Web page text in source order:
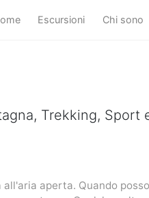
Escursioni Chi sono
Trekking, Sport
aperta. Quando